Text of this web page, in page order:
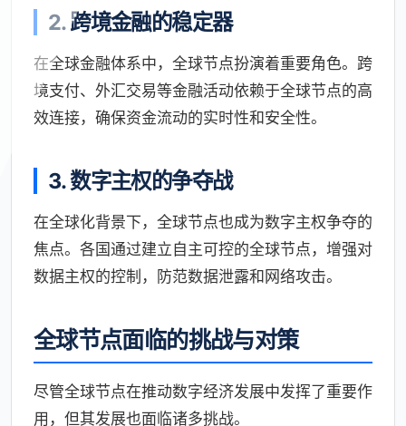
2. 跨境金融的稳定器
在全球金融体系中，全球节点扮演着重要角色。跨
境支付、外汇交易等金融活动依赖于全球节点的高
效连接，确保资金流动的实时性和安全性。
3. 数字主权的争夺战
在全球化背景下，全球节点也成为数字主权争夺的
焦点。各国通过建立自主可控的全球节点，增强对
数据主权的控制，防范数据泄露和网络攻击。
全球节点面临的挑战与对策
尽管全球节点在推动数字经济发展中发挥了重要作
用，但其发展也面临诸多挑战。